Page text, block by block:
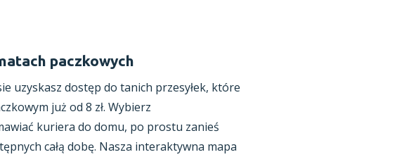
paczkowych
uzyskasz dostęp do tanich przesyłek, które
już od 8 zł. Wybierz
kuriera do domu, po prostu zanieś
całą dobę. Nasza interaktywna mapa